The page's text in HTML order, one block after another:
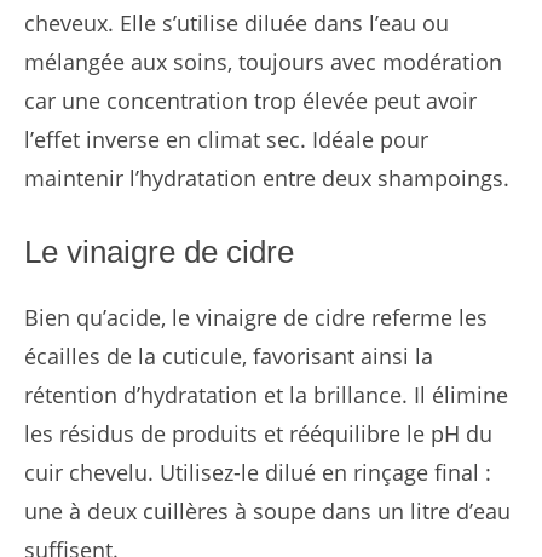
cheveux. Elle s’utilise diluée dans l’eau ou
mélangée aux soins, toujours avec modération
car une concentration trop élevée peut avoir
l’effet inverse en climat sec. Idéale pour
maintenir l’hydratation entre deux shampoings.
Le vinaigre de cidre
Bien qu’acide, le vinaigre de cidre referme les
écailles de la cuticule, favorisant ainsi la
rétention d’hydratation et la brillance. Il élimine
les résidus de produits et rééquilibre le pH du
cuir chevelu. Utilisez-le dilué en rinçage final :
une à deux cuillères à soupe dans un litre d’eau
suffisent.